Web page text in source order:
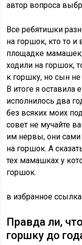
автор вопроса
Все ребятишки
на горшок, кто то
площадке
ходили на горшок,
к горшку, но сын
В итоге я оставила
исполнилось два
без всяких моих
совет не мучайте
им нервы, они сами
на горшок. А
тех мамашках у
горшок.
в избранное
Правда ли,
горшку до